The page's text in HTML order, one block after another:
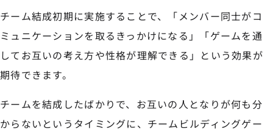
チーム結成初期に実施することで、「メンバー同士がコ
ミュニケーションを取るきっかけになる」「ゲームを通
してお互いの考え方や性格が理解できる」という効果が
期待できます。
チームを結成したばかりで、お互いの人となりが何も分
からないというタイミングに、チームビルディングゲー